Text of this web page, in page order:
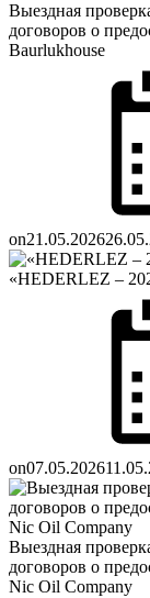
Выездная
договоров о
Baurlukhouse
on21.05.2026
«HEDERLEZ –
on07.05.2026
Выездная
договоров о
Nic Oil Company